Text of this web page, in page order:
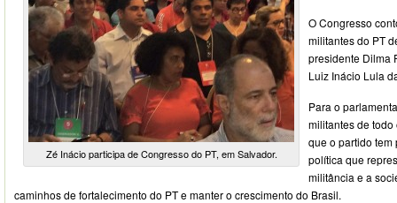
Zé Inácio participa de Congresso do PT, em Salvador.
O Congresso
militantes do PT
presidente Dilma
Luiz Inácio Lula
Para o
militantes de
que o partido
política que
militância e a
caminhos de fortalecimento do PT e manter o crescimento do Brasil.